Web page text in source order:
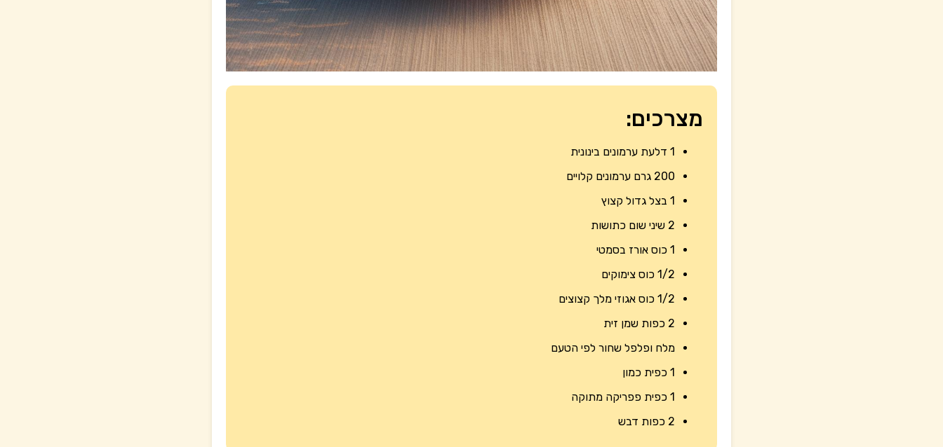
מצרכים:
1 דלעת ערמונים בינונית
200 גרם ערמונים קלויים
1 בצל גדול קצוץ
2 שיני שום כתושות
1 כוס אורז בסמטי
1/2 כוס צימוקים
1/2 כוס אגוזי מלך קצוצים
2 כפות שמן זית
מלח ופלפל שחור לפי הטעם
1 כפית כמון
1 כפית פפריקה מתוקה
2 כפות דבש